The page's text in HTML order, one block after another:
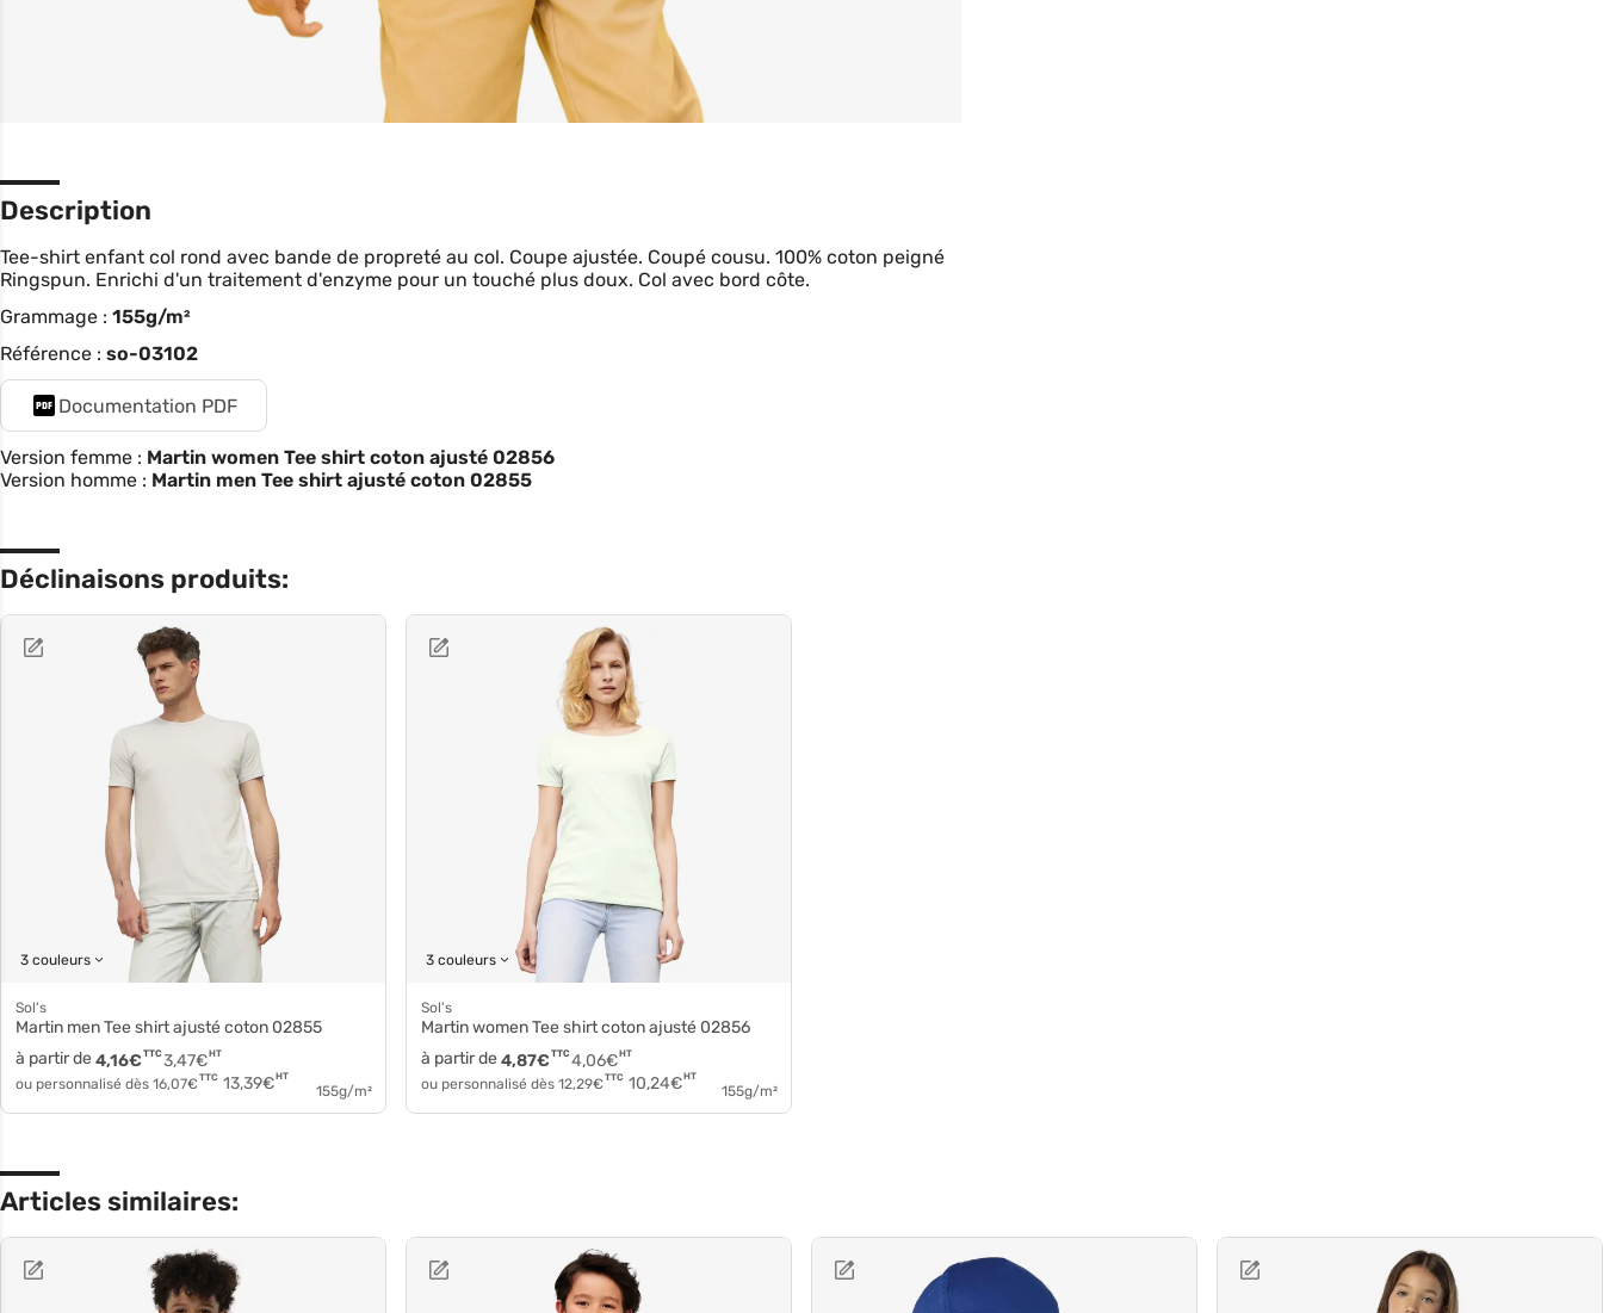
Description
Tee-shirt enfant col rond avec bande de propreté au col. Coupe ajustée. Coupé cousu. 100% coton peigné
Ringspun. Enrichi d'un traitement d'enzyme pour un touché plus doux. Col avec bord côte.
Grammage : 155g/m²
Référence : so-03102
Documentation PDF
Version femme : Martin women Tee shirt coton ajusté 02856
Version homme : Martin men Tee shirt ajusté coton 02855
Déclinaisons produits:
3 couleurs
Sol's
Martin men Tee shirt ajusté coton 02855
à partir de
3,47€HT
4,16€ TTC
ou personnalisé dès 16,07€ TTC 13,39€HT
155g/m²
3 couleurs
Sol's
Martin women Tee shirt coton ajusté 02856
à partir de
4,06€HT
4,87€ TTC
ou personnalisé dès 12,29€ TTC 10,24€HT
155g/m²
Articles similaires: